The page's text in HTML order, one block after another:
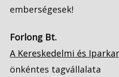
emberségesek!
Forlong Bt.
A Kereskedelmi és
önkéntes tagvállalata